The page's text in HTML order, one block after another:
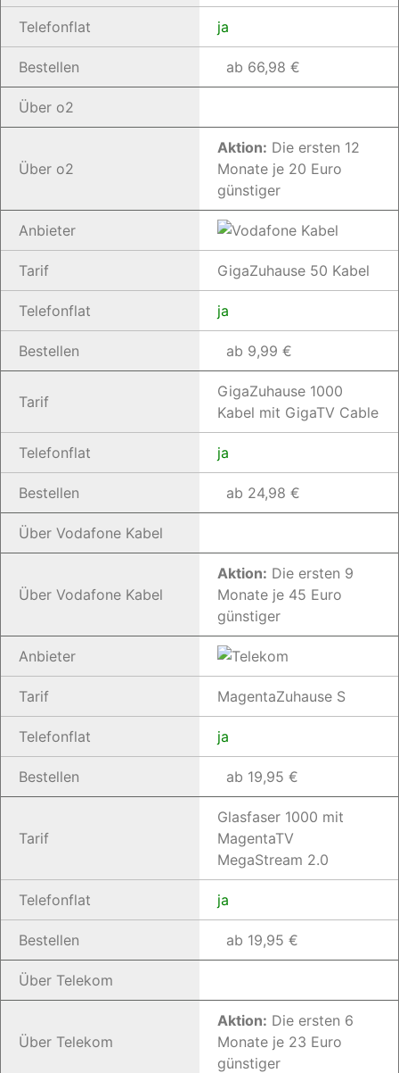
Telefonflat ja
Bestellen ab 66,98 €
Über o2
Über o2
Aktion: Die ersten 12
Monate je 20 Euro
günstiger
Anbieter
Tarif GigaZuhause 50 Kabel
Telefonflat ja
Bestellen ab 9,99 €
Tarif
GigaZuhause 1000
Kabel mit GigaTV Cable
Telefonflat ja
Bestellen ab 24,98 €
Über Vodafone Kabel
Über Vodafone Kabel
Aktion: Die ersten 9
Monate je 45 Euro
günstiger
Anbieter
Tarif MagentaZuhause S
Telefonflat ja
Bestellen ab 19,95 €
Tarif
Glasfaser 1000 mit
MagentaTV
MegaStream 2.0
Telefonflat ja
Bestellen ab 19,95 €
Über Telekom
Über Telekom
Aktion: Die ersten 6
Monate je 23 Euro
günstiger